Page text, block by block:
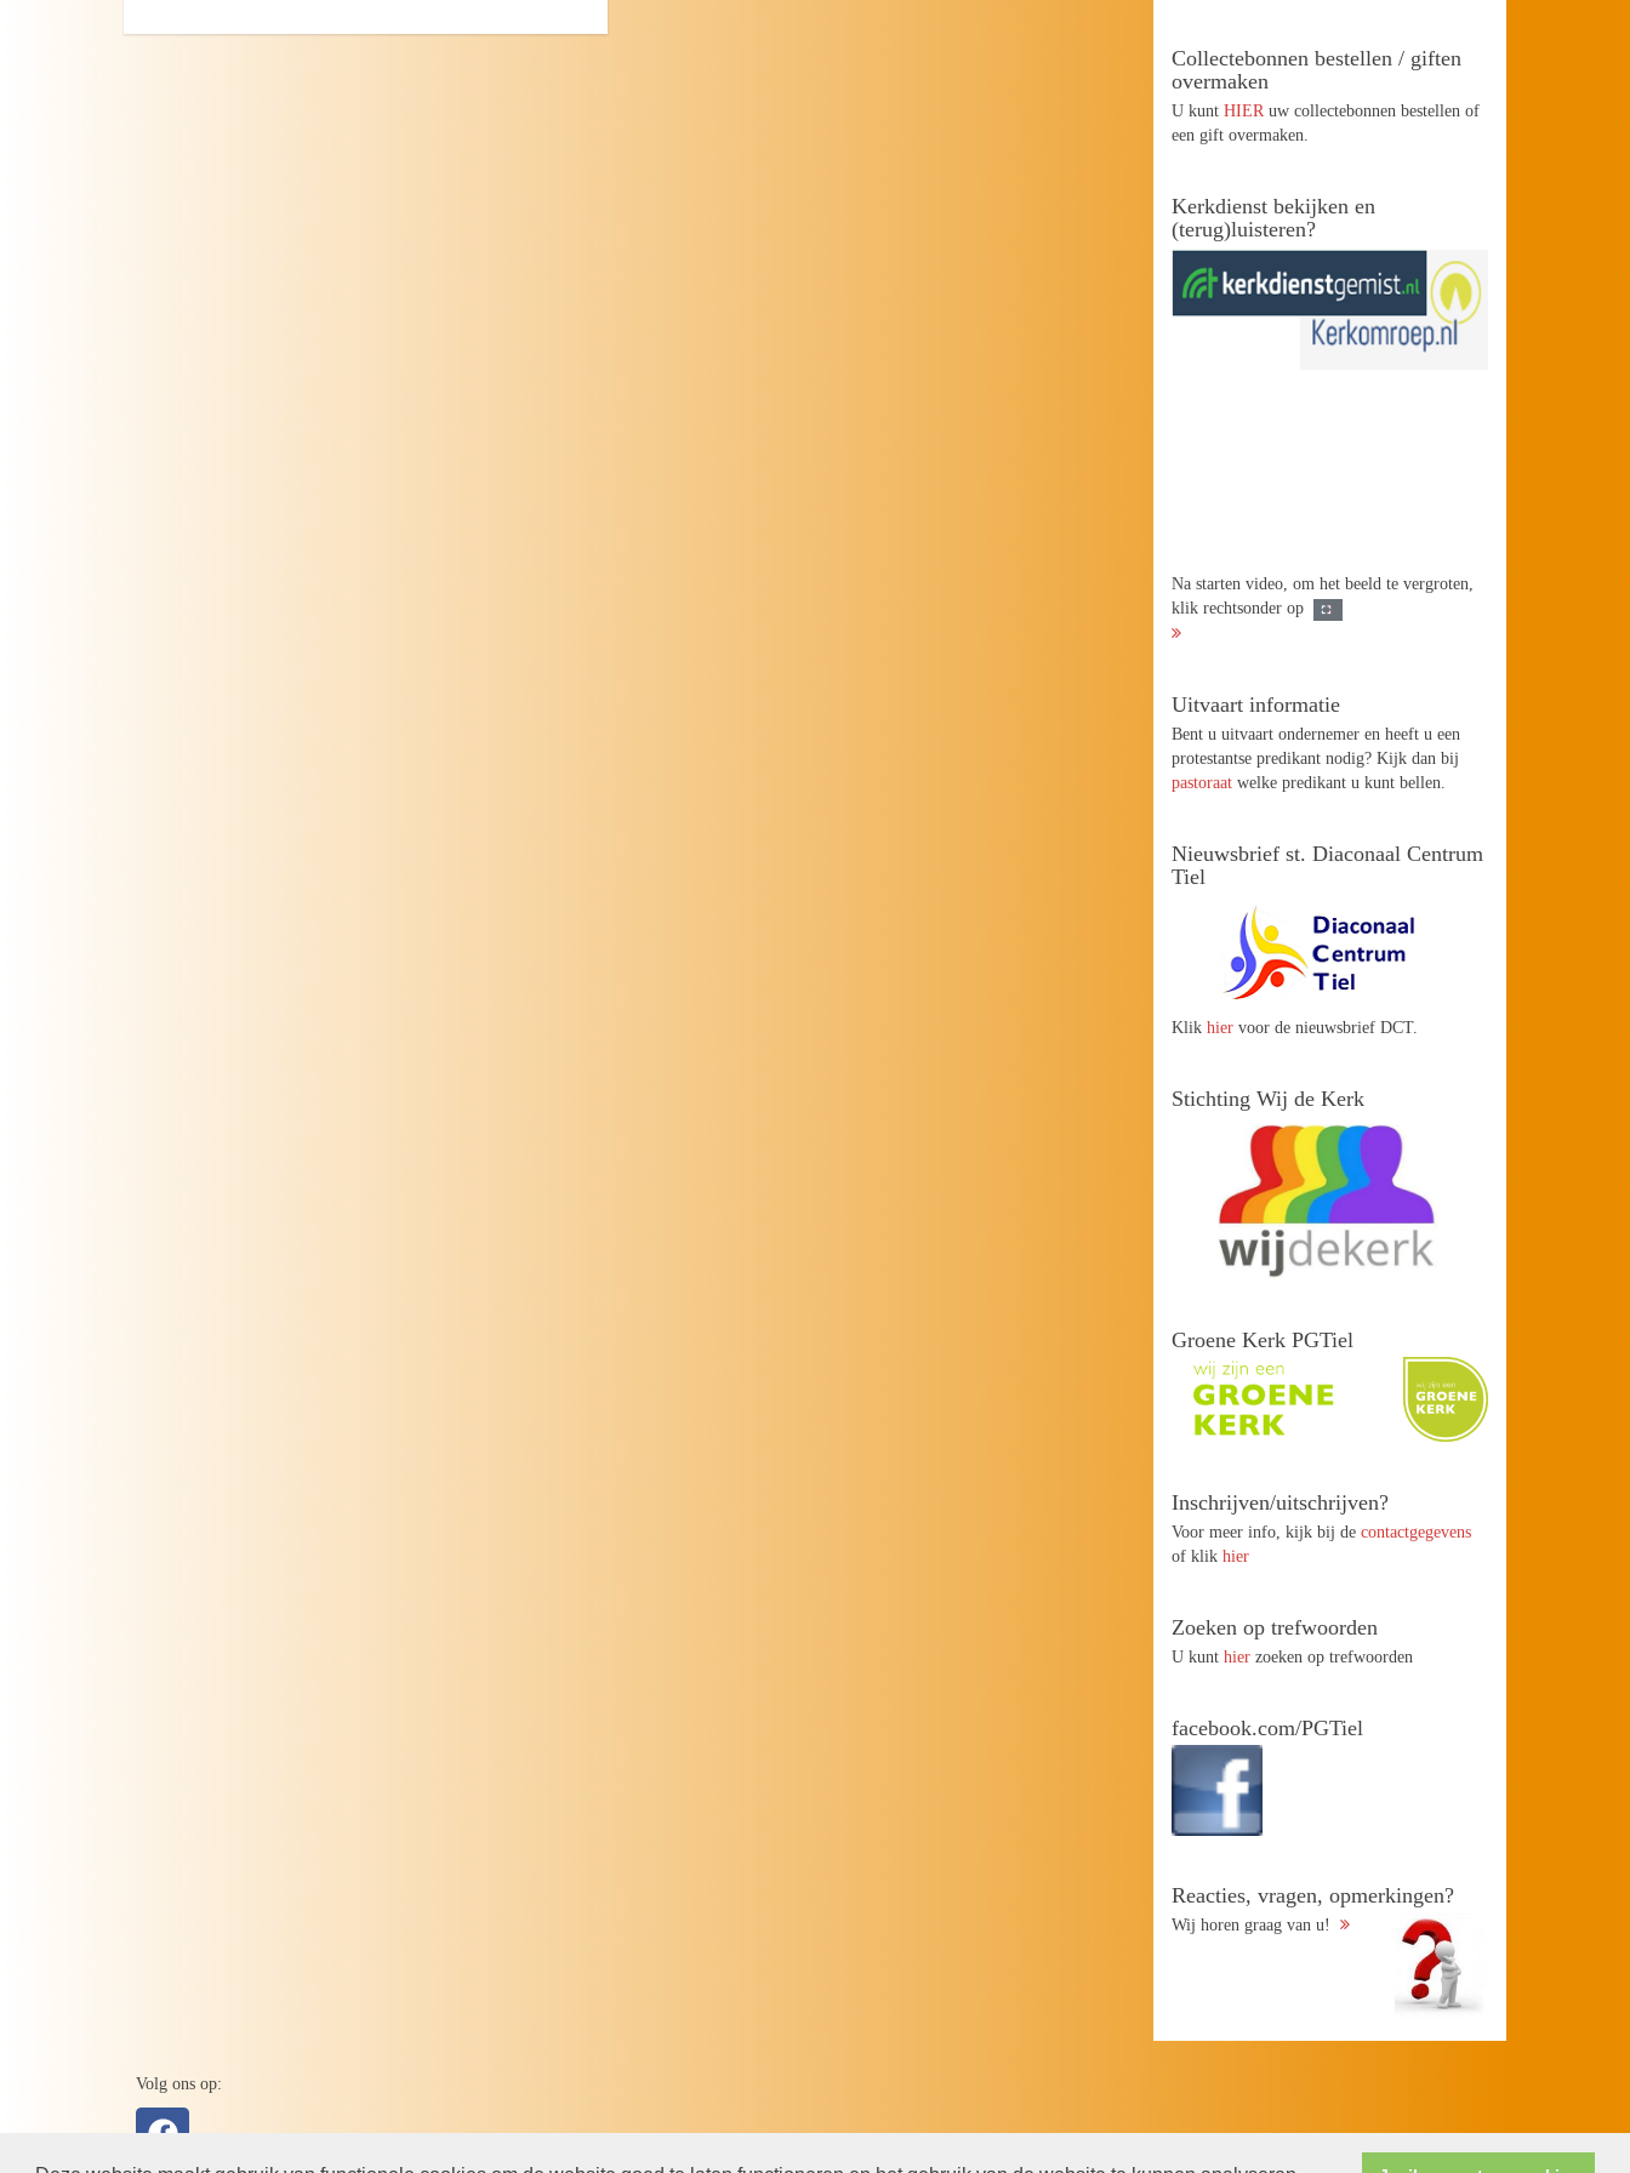
Collectebonnen bestellen / giften
overmaken
U kuntHIER uw collectebonnen bestellen of
een gift overmaken.
Kerkdienst bekijken en
(terug)luisteren?
Na starten video, om het beeld te vergroten,
klik rechtsonder op
Uitvaart informatie
Bent u uitvaart ondernemer en heeft u een
protestantse predikant nodig? Kijk dan bij
pastoraat welke predikant u kunt bellen.
Nieuwsbrief st. Diaconaal Centrum
Tiel
Klikhier voor de nieuwsbrief DCT.
Stichting Wij de Kerk
Groene Kerk PGTiel
Inschrijven/uitschrijven?
Voor meer info, kijk bij decontactgegevens
of klikhier
Zoeken op trefwoorden
U kunthier zoeken op trefwoorden
facebook.com/PGTiel
Reacties, vragen, opmerkingen?
Wij horen graag van u!
Volg ons op: